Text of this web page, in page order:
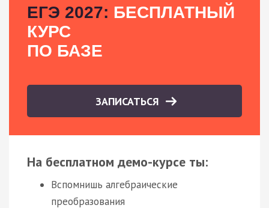
ЕГЭ 2027: БЕСПЛАТНЫЙ
КУРС
ПО БАЗЕ
ЗАПИСАТЬСЯ
На бесплатном демо-курсе ты:
Вспомнишь алгебраические
преобразования